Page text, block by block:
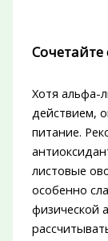
Хотя альфа-
действием,
питание.
листовые
особенно
физической